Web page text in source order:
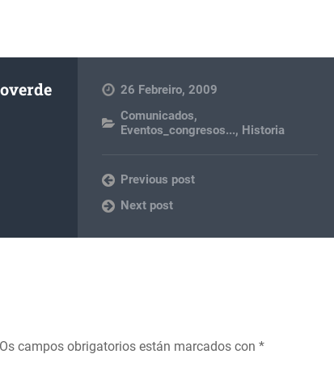
26 Febreiro, 2009
Comunicados,
Eventos_congresos..., Historia
Previous post
Next post
Os campos obrigatorios están marcados con *